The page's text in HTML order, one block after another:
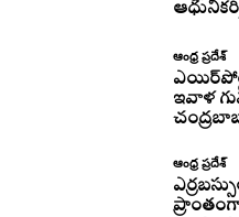
ఆంధ్ర ప్రదేశ్
ఇవాళ
ఆంధ్ర ప్రదేశ్